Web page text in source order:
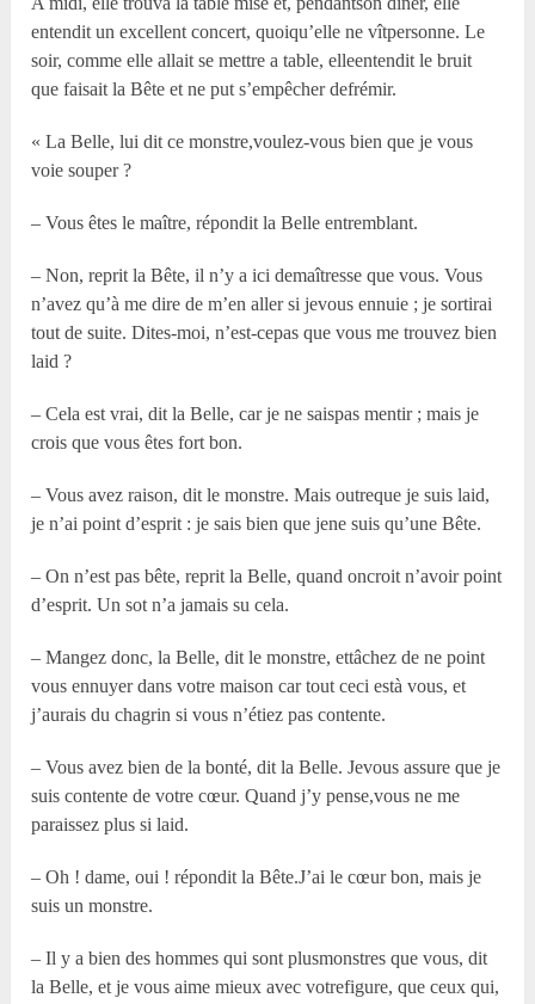
entendit un excellent concert, quoiqu’elle ne vîtpersonne. Le
soir, comme elle allait se mettre a table, elleentendit le bruit
que faisait la Bête et ne put s’empêcher defrémir.
« La Belle, lui dit ce monstre,voulez-vous bien que je vous
voie souper ?
– Vous êtes le maître, répondit la Belle entremblant.
– Non, reprit la Bête, il n’y a ici demaîtresse que vous. Vous
n’avez qu’à me dire de m’en aller si jevous ennuie ; je sortirai
tout de suite. Dites-moi, n’est-cepas que vous me trouvez bien
laid ?
– Cela est vrai, dit la Belle, car je ne saispas mentir ; mais je
crois que vous êtes fort bon.
– Vous avez raison, dit le monstre. Mais outreque je suis laid,
je n’ai point d’esprit : je sais bien que jene suis qu’une Bête.
– On n’est pas bête, reprit la Belle, quand oncroit n’avoir point
d’esprit. Un sot n’a jamais su cela.
– Mangez donc, la Belle, dit le monstre, ettâchez de ne point
vous ennuyer dans votre maison car tout ceci està vous, et
j’aurais du chagrin si vous n’étiez pas contente.
– Vous avez bien de la bonté, dit la Belle. Jevous assure que je
suis contente de votre cœur. Quand j’y pense,vous ne me
paraissez plus si laid.
– Oh ! dame, oui ! répondit la Bête.J’ai le cœur bon, mais je
suis un monstre.
– Il y a bien des hommes qui sont plusmonstres que vous, dit
la Belle, et je vous aime mieux avec votrefigure, que ceux qui,